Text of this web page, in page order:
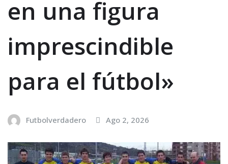
en una figura
imprescindible
para el fútbol»
Futbolverdadero Ago 2, 2026